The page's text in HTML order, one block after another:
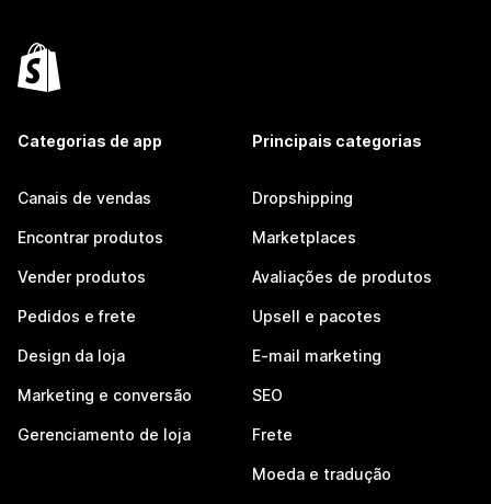
Categorias de app
Canais de vendas
Encontrar produtos
Vender produtos
Pedidos e frete
Design da loja
Marketing e conversão
Gerenciamento de loja
Principais categorias
Dropshipping
Marketplaces
Avaliações de produtos
Upsell e pacotes
E-mail marketing
SEO
Frete
Moeda e tradução